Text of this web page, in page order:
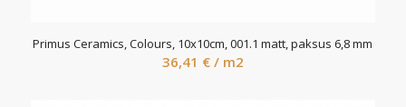
Primus Ceramics, Colours, 10x10cm, 001.1 matt, paksus 6,8 mm
36,41 € / m2